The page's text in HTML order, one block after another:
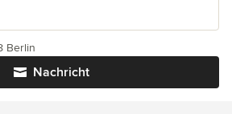
Nachricht
Berlin